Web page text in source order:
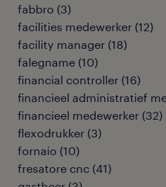
fabbro (3)
facilities medewerker (12)
facility manager (18)
falegname (10)
financial controller (16)
financieel administratief
financieel medewerker (32)
flexodrukker (3)
fornaio (10)
fresatore cnc (41)